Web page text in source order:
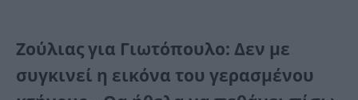
Ζούλιας για Γιωτόπουλο: Δεν με
συγκινεί η εικόνα του γερασμένου